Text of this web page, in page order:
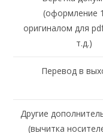
(оформление
оригиналом для
т.д.)
Перевод в
Другие
(вычитка